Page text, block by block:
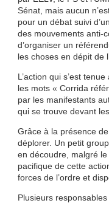
Sénat, mais aucun
pour un débat suivi
des mouvements anti-
d’organiser un
les choses en dépit de
L’action qui s’est
les mots « Corrida
par les manifestants
qui se trouve devant
Grâce à la présence
déplorer. Un petit
en découdre, malgré
pacifique de cette
forces de l’ordre et
Plusieurs